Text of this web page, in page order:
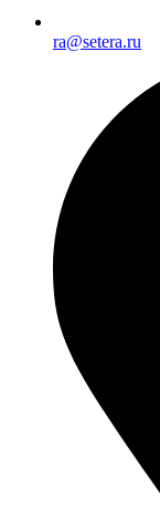
ra@setera.ru